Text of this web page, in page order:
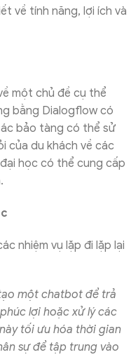
một chủ đề cụ thể
bằng Dialogflow có
bảo tàng có thể sử
của du khách về các
học có thể cung cấp
nhiệm vụ lặp đi lặp lại
một chatbot để trả
lợi hoặc xử lý các
tối ưu hóa thời gian
sự để tập trung vào